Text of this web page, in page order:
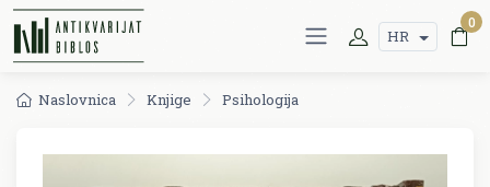
HR
0
Naslovnica Knjige Psihologija